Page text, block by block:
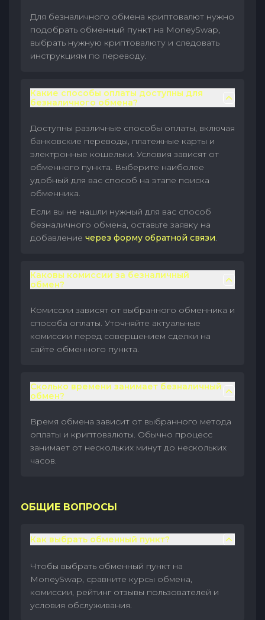
Для безналичного обмена криптовалют нужно
подобрать обменный пункт на MoneySwap,
выбрать нужную криптовалюту и следовать
инструкциям по переводу.
Какие способы оплаты доступны для
безналичного обмена?
Доступны различные способы оплаты, включая
банковские переводы, платежные карты и
электронные кошельки. Условия зависят от
обменного пункта. Выберите наиболее
удобный для вас способ на этапе поиска
обменника.
Если вы не нашли нужный для вас способ
безналичного обмена, оставьте заявку на
добавление через форму обратной связи.
Каковы комиссии за безналичный
обмен?
Комиссии зависят от выбранного обменника и
способа оплаты. Уточняйте актуальные
комиссии перед совершением сделки на
сайте обменного пункта.
Сколько времени занимает безналичный
обмен?
Время обмена зависит от выбранного метода
оплаты и криптовалюты. Обычно процесс
занимает от нескольких минут до нескольких
часов.
ОБЩИЕ ВОПРОСЫ
Как выбрать обменный пункт?
Чтобы выбрать обменный пункт на
MoneySwap, сравните курсы обмена,
комиссии, рейтинг отзывы пользователей и
условия обслуживания.